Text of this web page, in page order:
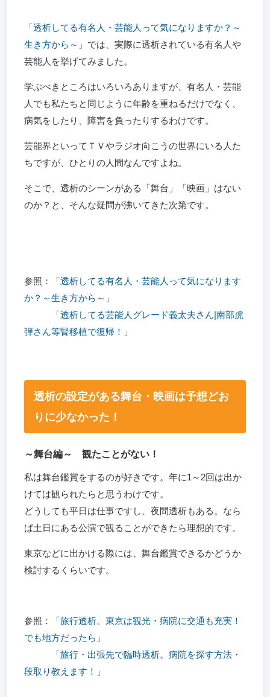
「透析してる有名人・芸能人って気になりますか？～
生き方から～ 」では、実際に透析されている有名人や
芸能人を挙げてみました。
学ぶべきところはいろいろありますが、有名人・芸能
人でも私たちと同じように年齢を重ねるだけでなく、
病気をしたり、障害を負ったりするわけです。
芸能界といってＴＶやラジオ向こうの世界にいる人た
ちですが、ひとりの人間なんですよね。
そこで、透析のシーンがある「舞台」「映画」はない
のか？と、そんな疑問が沸いてきた次第です。
参照：「透析してる有名人・芸能人って気になります
か？～生き方から～ 」
「透析してる芸能人グレード義太夫さん|南部虎
弾さん等腎移植で復帰！
」
透析の設定がある舞台・映画は予想どお
りに少なかった！
～舞台編～ 観たことがない！
私は舞台鑑賞をするのが好きです。年に1～2回は出か
けては観られたらと思うわけです。
どうしても平日は仕事ですし、夜間透析もある。なら
ば土日にある公演で観ることができたら理想的です。
東京などに出かける際には、舞台鑑賞できるかどうか
検討するくらいです。
参照：「旅行透析。東京は観光・病院に交通も充実！
でも地方だったら 」
「旅行・出張先で臨時透析。病院を探す方法・
段取り教えます！
」